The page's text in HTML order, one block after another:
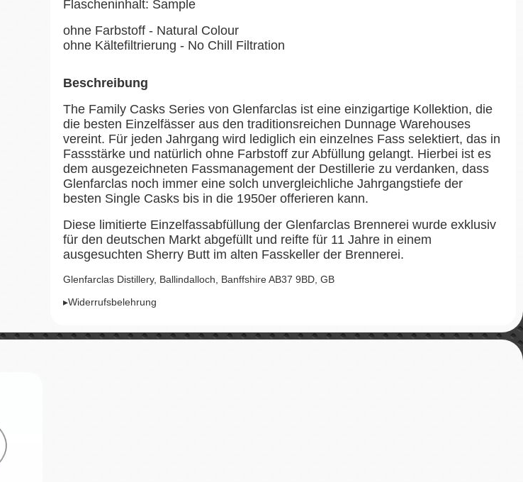
Flascheninhalt: Sample
ohne Farbstoff - Natural Colour
ohne Kältefiltrierung - No Chill Filtration
Beschreibung
The Family Casks Series von Glenfarclas ist eine einzigartige Kollektion, die
die besten Einzelfässer aus den traditionsreichen Dunnage Warehouses
vereint. Für jeden Jahrgang wird lediglich ein einzelnes Fass selektiert, das in
Fassstärke und natürlich ohne Farbstoff zur Abfüllung gelangt. Hierbei ist es
dem ausgezeichneten Fassmanagement der Destillerie zu verdanken, dass
Glenfarclas noch immer eine solch unvergleichliche Jahrgangstiefe der
besten Single Casks bis in die 1950er offerieren kann.
Diese limitierte Einzelfassabfüllung der Glenfarclas Brennerei wurde exklusiv
für den deutschen Markt abgefüllt und reifte für 11 Jahre in einem
ausgesuchten Sherry Butt im alten Fasskeller der Brennerei.
Glenfarclas Distillery, Ballindalloch, Banffshire AB37 9BD, GB
▸Widerrufsbelehrung